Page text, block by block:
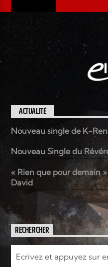
Radio Elyon
Elyon Rhema
Elyon Live
Elyon Kids
ACTUALITÉ
Nouveau single de K-
Nouveau Single du
« Rien que pour demain
David
RECHERCHER